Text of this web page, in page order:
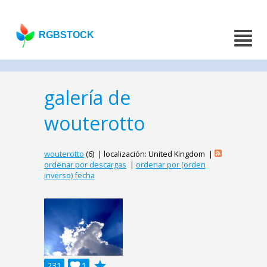
RGBSTOCK
galería de
wouterotto
wouterotto (6) | localización: United Kingdom |
ordenar por descargas | ordenar por (orden
inverso) fecha